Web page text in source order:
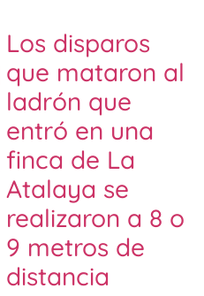
Los disparos
que mataron al
ladrón que
entró en una
finca de La
Atalaya se
realizaron a 8 o
9 metros de
distancia